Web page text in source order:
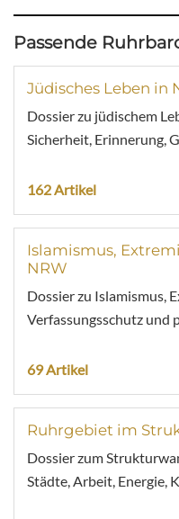
Passende
Jüdisches Leben in
Dossier zu jüdischem
Sicherheit, Erinnerung,
162 Artikel
Islamismus,
NRW
Dossier zu Islamismus,
Verfassungsschutz und
69 Artikel
Ruhrgebiet im
Dossier zum
Städte, Arbeit, Energie,